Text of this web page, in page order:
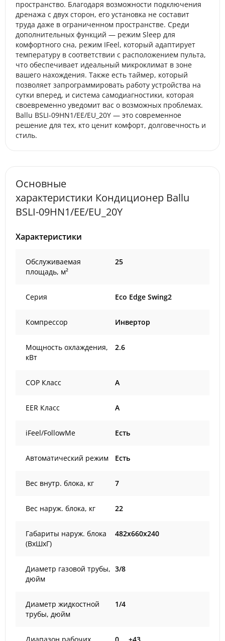
пространство. Благодаря возможности подключения
дренажа с двух сторон, его установка не составит
труда даже в ограниченном пространстве. Среди
дополнительных функций — режим Sleep для
комфортного сна, режим IFeel, который адаптирует
температуру в соответствии с расположением пульта,
что обеспечивает идеальный микроклимат в зоне
вашего нахождения. Также есть таймер, который
позволяет запрограммировать работу устройства на
сутки вперед, и система самодиагностики, которая
своевременно уведомит вас о возможных проблемах.
Ballu BSLI-09HN1/EE/EU_20Y — это современное
решение для тех, кто ценит комфорт, долговечность и
стиль.
Основные
характеристики Кондиционер Ballu
BSLI-09HN1/EE/EU_20Y
Характеристики
Обслуживаемая
площадь, м²
25
Серия Eco Edge Swing2
Компрессор Инвертор
Мощность охлаждения,
кВт
2.6
COP Класс A
EER Класс A
iFeel/FollowMe Есть
Автоматический режим Есть
Вес внутр. блока, кг 7
Вес наруж. блока, кг 22
Габариты наруж. блока
(ВxШxГ)
482x660x240
Диаметр газовой трубы,
дюйм
3/8
Диаметр жидкостной
трубы, дюйм
1/4